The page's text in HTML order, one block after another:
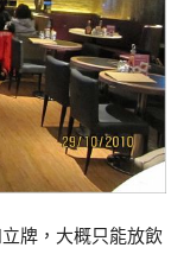
牌，大概只能放飲